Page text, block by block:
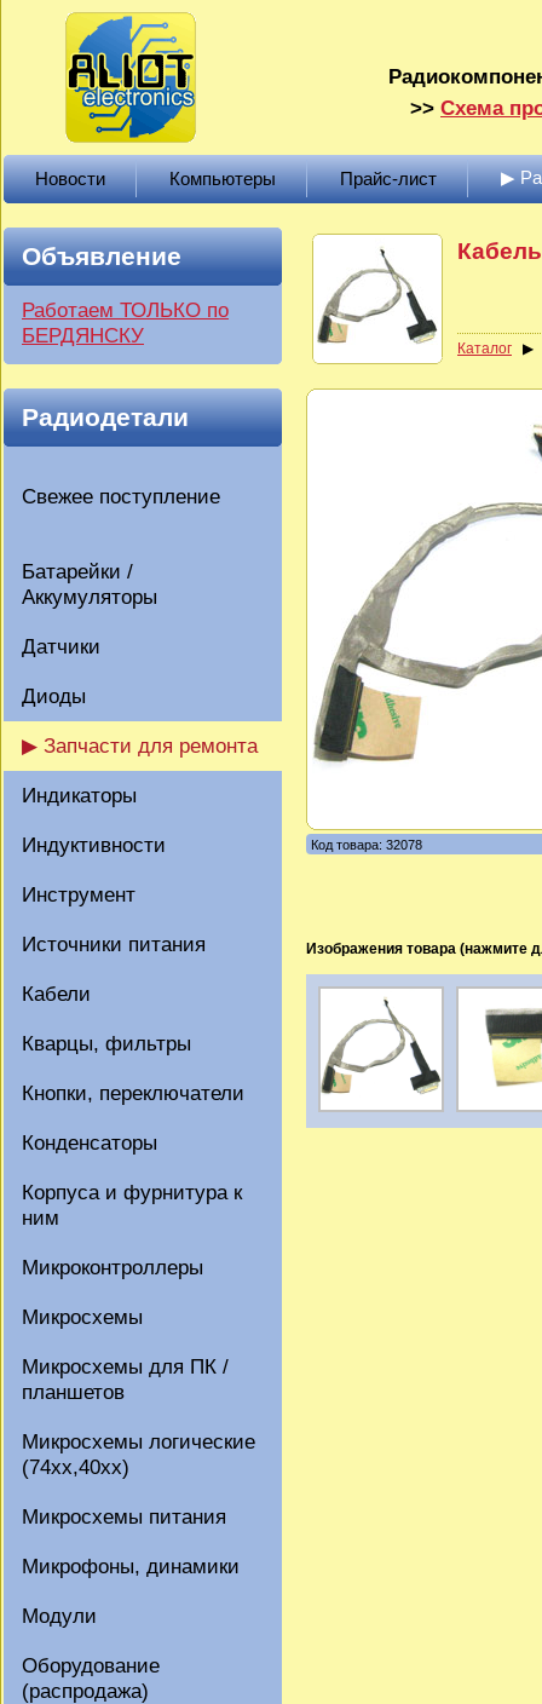
>> Схема
Новости Компьютеры Прайс-лист ▶
Объявление
Работаем ТОЛЬКО по
БЕРДЯНСКУ
Радиодетали
Свежее поступление
Батарейки /
Аккумуляторы
Датчики
Диоды
▶ Запчасти для ремонта
Индикаторы
Индуктивности
Инструмент
Источники питания
Кабели
Кварцы, фильтры
Кнопки, переключатели
Конденсаторы
Корпуса и фурнитура к
ним
Микроконтроллеры
Микросхемы
Микросхемы для ПК /
планшетов
Микросхемы логические
(74xx,40xx)
Микросхемы питания
Микрофоны, динамики
Модули
Оборудование
(распродажа)
Каталог
Код товара: 32078
Изображения товара (нажмите